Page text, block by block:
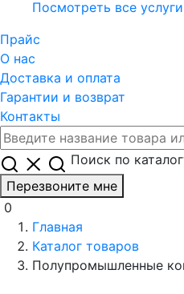
Посмотреть все услуги
Прайс
О нас
Доставка и оплата
Гарантии и возврат
Контакты
Поиск по
Перезвоните мне
0
Главная
Каталог товаров
Полупромышленные